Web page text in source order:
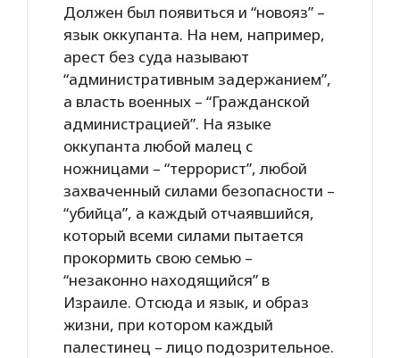
Должен был появиться и “новояз” –
язык оккупанта. На нем, например,
арест без суда называют
“административным задержанием”,
а власть военных – “Гражданской
администрацией”. На языке
оккупанта любой малец с
ножницами – “террорист”, любой
захваченный силами безопасности –
“убийца”, а каждый отчаявшийся,
который всеми силами пытается
прокормить свою семью –
“незаконно находящийся” в
Израиле. Отсюда и язык, и образ
жизни, при котором каждый
палестинец – лицо подозрительное.